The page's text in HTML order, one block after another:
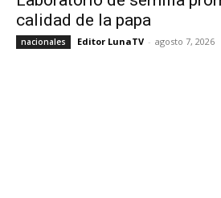
calidad de la papa
nacionales Editor LunaTV - agosto 7, 2026